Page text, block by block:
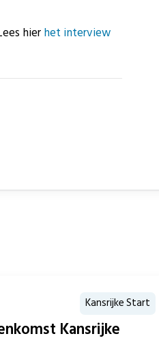
hierhet interview
Kansrijke Start
Kansrijke